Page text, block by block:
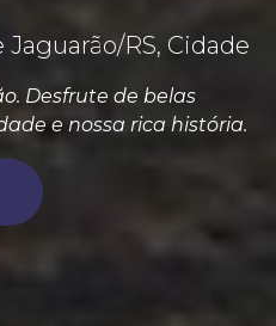
RS, Cidade
Desfrute de belas
e nossa rica história.